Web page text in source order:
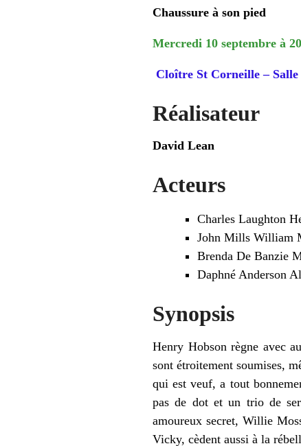
Chaussure à son pied
Mercredi 10 septembre à
Cloître St Corneille –
Réalisateur
David Lean
Acteurs
Charles Laughton
John Mills William
Brenda De Banzie
Daphné Anderson
Synopsis
Henry Hobson règne avec
sont étroitement soumises,
qui est veuf, a tout
pas de dot et un trio de
amoureux secret, Willie
Vicky, cèdent aussi à la